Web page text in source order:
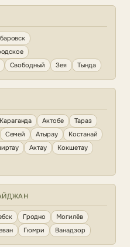
Свободный Зея Тында
Караганда Актобе
Тараз
Семей Атырау
Костанай
Актау
Кокшетау
Гродно
Могилёв
Гюмри Ванадзор